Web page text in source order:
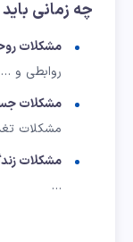
چه زمانی
مشکلات
روابطی و …
مشکلات
مشکلات
مشکلات
…